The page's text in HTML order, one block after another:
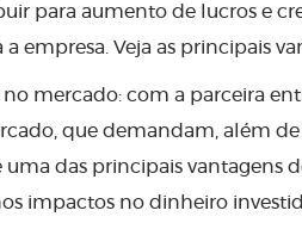
para aumento de lucros e
empresa. Veja as principais
mercado: com a parceira
que demandam, além
uma das principais vantagens
impactos no dinheiro